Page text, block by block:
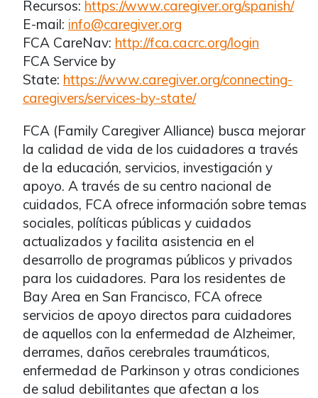
Recursos: https://www.caregiver.org/spanish/
E-mail: info@caregiver.org
FCA CareNav: http://fca.cacrc.org/login
FCA Service by
State: https://www.caregiver.org/connecting-
caregivers/services-by-state/
FCA (Family Caregiver Alliance) busca mejorar
la calidad de vida de los cuidadores a través
de la educación, servicios, investigación y
apoyo. A través de su centro nacional de
cuidados, FCA ofrece información sobre temas
sociales, políticas públicas y cuidados
actualizados y facilita asistencia en el
desarrollo de programas públicos y privados
para los cuidadores. Para los residentes de
Bay Area en San Francisco, FCA ofrece
servicios de apoyo directos para cuidadores
de aquellos con la enfermedad de Alzheimer,
derrames, daños cerebrales traumáticos,
enfermedad de Parkinson y otras condiciones
de salud debilitantes que afectan a los